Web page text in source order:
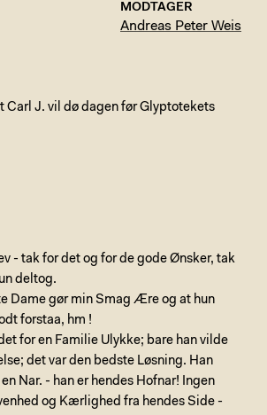
MODTAGER
Andreas Peter Weis
Carl J. vil dø dagen før Glyptotekets
- tak for det og for de gode Ønsker, tak
deltog.
Dame gør min Smag Ære og at hun
forstaa, hm !
for en Familie Ulykke; bare han vilde
det var den bedste Løsning. Han
Nar. - han er hendes Hofnar! Ingen
og Kærlighed fra hendes Side -